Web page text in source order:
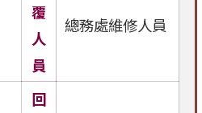
覆
人
員
總務處維修人員
回